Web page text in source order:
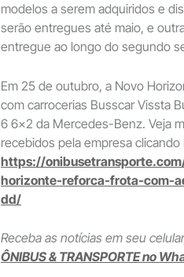
modelos a serem adquiridos e
serão entregues até maio, e
entregue ao longo do segundo
Em 25 de outubro, a Novo
com carrocerias Busscar Vissta
6 6×2 da Mercedes-Benz. Veja
recebidos pela empresa clicando
https://
horizonte-reforca-frota-com-
dd/
Receba as notícias em seu
ÔNIBUS & TRANSPORTE no